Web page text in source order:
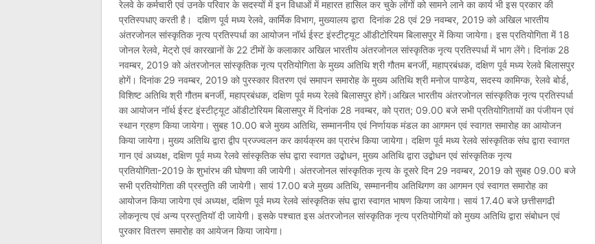
रेलवे के कर्मचारी एवं उनके परिवार के सदस्यों में इन विधाओं में महारत हासिल कर चुके लोंगों को सामने लाने का कार्य भी इस प्रकार की
प्रतिस्पधाए करती है। दक्षिण पूर्व मध्य रेलवे, कार्मिक विभाग, मुख्यालय द्वारा दिनांक 28 एवं 29 नवम्बर, 2019 को अखिल भारतीय
अंतरजोनल सांस्कृतिक नृत्य प्रतिस्पर्धा का आयोजन नॉर्थ ईस्ट इंस्टीट्यूट ऑडीटोरियम बिलासपुर में किया जायेगा। इस प्रतियोगिता में 18
जोनल रेलवे, मेट्रो एवं कारखानों के 22 टीमों के कलाकार अखिल भारतीय अंतरजोनल सांस्कृतिक नृत्य प्रतिस्पर्धा में भाग लेंगे। दिनांक 28
नवम्बर, 2019 को अंतरजोनल सांस्कृतिक नृत्य प्रतियोगिता के मुख्य अतिथि श्री गौतम बनर्जी, महाप्रबंधक, दक्षिण पूर्व मध्य रेलवे बिलासपुर
होगें। दिनांक 29 नवम्बर, 2019 को पुरस्कार वितरण एवं समापन समारोह के मुख्य अतिथि श्री मनोज पाण्डेय, सदस्य कामिग्क, रेलवे बोर्ड,
विशिष्ट अतिथि श्री गौतम बनर्जी, महाप्रबंधक, दक्षिण पूर्व मध्य रेलवे बिलासपुर होगें।अखिल भारतीय अंतरजोनल सांस्कृतिक नृत्य प्रतिस्पर्धा
का आयोजन नॉर्थ ईस्ट इंस्टीट्यूट ऑडीटोरियम बिलासपुर में दिनांक 28 नवम्बर, को प्रात; 09.00 बजे सभी प्रतियोगितायों का पंजीयन एवं
स्थान ग्रहण किया जायेगा। सुबह 10.00 बजे मुख्य अतिथि, सम्माननीय एवं निर्णायक मंडल का आगमन एवं स्वागत समारोह का आयोजन
किया जायेगा। मुख्य अतिथि द्वारा द्वीप प्रज्ज्वलन कर कार्यक्रम का प्रारंभ किया जायेगा। दक्षिण पूर्व मध्य रेलवे सांस्कृतिक संघ द्वारा स्वागत
गान एवं अध्यक्ष, दक्षिण पूर्व मध्य रेलवे सांस्कृतिक संघ द्वारा स्वागत उद्बोधन, मुख्य अतिथि द्वारा उद्बोधन एवं सांस्कृतिक नृत्य
प्रतियोगिता-2019 के शुभांरभ की घोषणा की जायेगी। अंतरजोनल सांस्कृतिक नृत्य के दूसरे दिन 29 नवम्बर, 2019 को सुबह 09.00 बजे
सभी प्रतियोगिता की प्रस्तुति की जायेगी। सायं 17.00 बजे मुख्य अतिथि, सम्माननीय अतिथिगण का आगमन एवं स्वागत समारोह का
आयोजन किया जायेगा एवं अध्यक्ष, दक्षिण पूर्व मध्य रेलवे सांस्कृतिक संघ द्वारा स्वागत भाषण किया जायेगा। सायं 17.40 बजे छत्तीसगढी
लोकनृत्य एवं अन्य प्रस्तुतियॉ दी जायेगी। इसके पश्चात इस अंतरजोनल सांस्कृतिक नृत्य प्रतियोगियों को मुख्य अतिथि द्वारा संबोधन एवं
पुरकार वितरण समारोह का आयेजन किया जायेगा।